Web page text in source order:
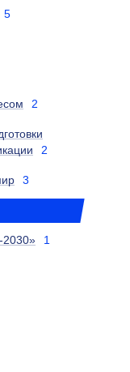
5
2
2
3
2030» 1